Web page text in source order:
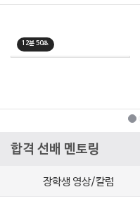
12분 50초
합격 선배 멘토링
장학생 영상/칼럼